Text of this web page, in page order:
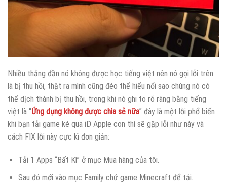
Nhiều thằng đần nó không được học tiếng việt nên nó gọi lỗi trên
là bị thu hồi, thật ra mình cũng đéo thể hiểu nổi sao chúng nó có
thể dịch thành bị thu hồi, trong khi nó ghi to rõ ràng bằng tiếng
việt là “Ứng dụng không được chia sẻ nữa” đây là một lỗi phổ biến
khi bạn tải game ké qua iD Apple con thì sẽ gặp lỗi như này và
cách FIX lỗi này cực kì đơn giản:
Tải 1 Apps “Bất Kì” ở mục Mua hàng của tôi.
Sau đó mới vào mục Family chứ game Minecraft để tải.